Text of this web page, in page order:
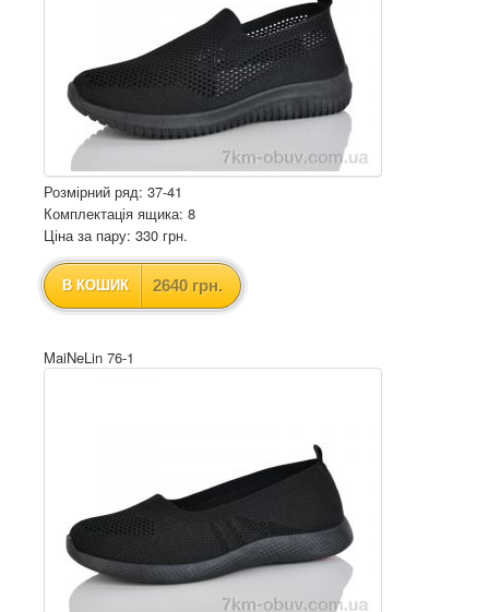
Розмірний ряд: 37-41
Комплектація ящика: 8
Ціна за пару: 330 грн.
В КОШИК 2640 грн.
MaiNeLin 76-1